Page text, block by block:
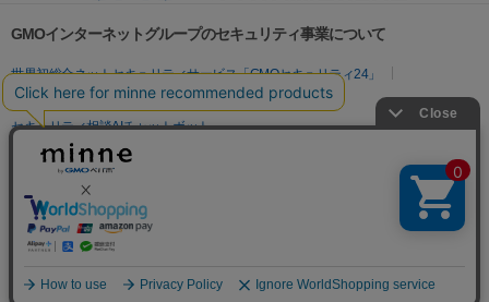
GMOインターネットグループのセキュリティ事業について
世界初総合ネットセキュリティサービス「GMOセキュリティ24」
パスワード漏洩診断
Webサイトリスク診断
セキュリティ相談AIチャットボット
実在証明・盗聴対策
サイバー攻撃対策（GMO Flatt Security）
セキュリティ事業の軌跡